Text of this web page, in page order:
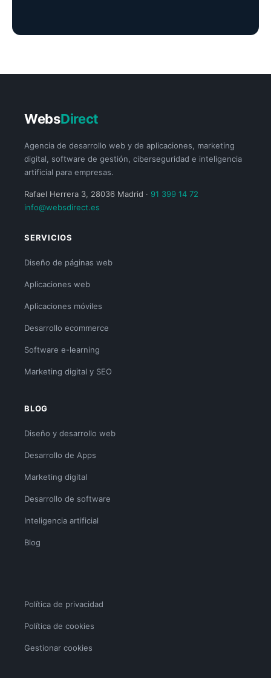
WebsDirect
Agencia de desarrollo web y de aplicaciones, marketing
digital, software de gestión, ciberseguridad e inteligencia
artificial para empresas.
Rafael Herrera 3, 28036 Madrid · 91 399 14 72
info@websdirect.es
SERVICIOS
Diseño de páginas web
Aplicaciones web
Aplicaciones móviles
Desarrollo ecommerce
Software e-learning
Marketing digital y SEO
BLOG
Diseño y desarrollo web
Desarrollo de Apps
Marketing digital
Desarrollo de software
Inteligencia artificial
Blog
Política de privacidad
Política de cookies
Gestionar cookies